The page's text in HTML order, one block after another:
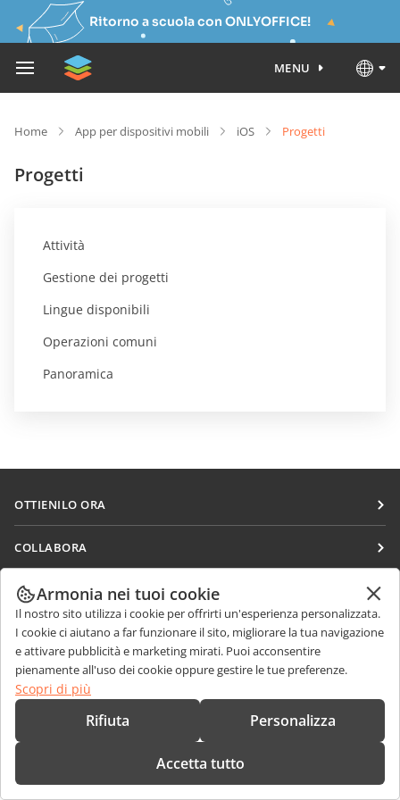
Ritorno a scuola con ONLYOFFICE!
MENU
Home App per dispositivi mobili iOS Progetti
Progetti
Attività
Gestione dei progetti
Lingue disponibili
Operazioni comuni
Panoramica
OTTIENILO ORA
Workspace
Connettori
App desktop
App mobili
COLLABORA
Per i traduttori
Per gli influencer
Offerte di lavoro
RICEVI NOTIZIE
Blog
RICEVI AIUTO
Forum
Corsi di formazione
Modulo di contatto per il supporto
CONTATTACI
Domande sulle venditesales@onlyoffice.com
Richieste per i partner
partners@onlyoffice.com
press@onlyoffice.com
Richiedi una chiamata
onlyoffice.com
© Ascensio System SIA 2026. Tutti i diritti riservati
Armonia nei tuoi cookie
Il nostro sito utilizza i cookie per offrirti un'esperienza personalizzata.
I cookie ci aiutano a far funzionare il sito, migliorare la tua navigazione
e attivare pubblicità e marketing mirati. Puoi acconsentire
pienamente all'uso dei cookie oppure gestire le tue preferenze.
Scopri di più
Rifiuta Personalizza
Accetta tutto